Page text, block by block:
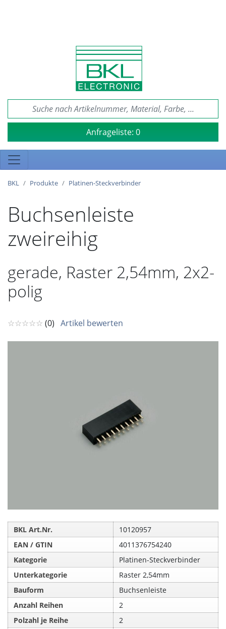
Anfrageliste: 0
BKL Produkte Platinen-Steckverbinder
Buchsenleiste
zweireihig
gerade, Raster 2,54mm, 2x2-
polig
☆☆☆☆☆ (0) Artikel bewerten
BKL Art.Nr.
10120957
EAN / GTIN
4011376754240
Kategorie
Platinen-Steckverbinder
Unterkategorie
Raster 2,54mm
Bauform
Buchsenleiste
Anzahl Reihen
2
Polzahl je Reihe
2